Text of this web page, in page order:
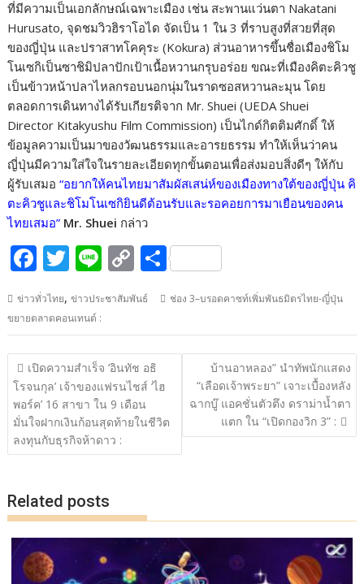
ที่มีความเป็นเอกลักษณ์เฉพาะเมือง เช่น สะพานแว่นตา Nakatani
Hurusato, จุดชมวิวฮิราโอได จัดเป็น 1 ใน 3 ที่ราบสูงที่สวยที่สุด
ของญี่ปุ่น และปราสาทโคคุระ (Kokura) ส่วนอาหารขึ้นชื่อเมืองชิโม
โนเซกิเป็นซาชิมิปลาปักเป้าเนื้อหวานกรุบอร่อย ขณะที่เมืองคิตะคิวชู
เป็นข้าวหน้าปลาไหลกรอบนอกนุ่มในราดซอสหวานละมุน โดย
ตลอดการเดินทางได้รับเกียรติจาก Mr. Shuei (UEDA Shuei
Director Kitakyushu Film Commission) เป็นไกด์กิตติมศักดิ์ ให้
ข้อมูลความเป็นมาของวัฒนธรรมและอารยธรรม ทำให้เห็นว่าคน
ญี่ปุ่นมีความใส่ใจในรายละเอียดทุกขั้นตอนเพื่อส่งมอบสิ่งดีๆ ให้กับ
ผู้รับเสมอ“อยากให้คนไทยมาสัมผัสเสน่ห์ของเมืองทางใต้ของญี่ปุ่น คิ
ตะคิวชูและชิโมโนเซกิยินดีต้อนรับและรอคอยการมาเยือนของคน
ไทยเสมอ” Mr. Shuei กล่าว
F
ac
e
b
o
o
k
T
itt
er
Li
e
C
o
p
y
Li
n
k
S
ar
e
ข่าวทั่วไทย,ข่าวประชาสัมพันธ์
ช่อง 3–บรอดคาซท์เพิ่มพันธมิตรไทย-ญี่ปุ่น
ขยายตลาดคอนเทนต์ :
แนะแนว
เรื่อง
เปิดความสำเร็จ ‘อินทัช อธิ
โรจนกุล’ เจ้าของแฟรนไชส์ ‘ไฮ
พอร์ค’ 16 สาขา ใน 9 เดือน
มั่นใจฝากเงินก้อนสุดท้ายในชีวิต
ลงทุนกับธุรกิจห้าดาว :
บ้านอาหลอง” นำทัพนักแสดง
“เลือดเจ้าพระยา” เจาะเบื้องหลัง
ฉากบู๊ แอคชั่นตัวตึง ดราม่าน้ำตา
แตก ใน “เปิดกองวิก 3” :
Related posts